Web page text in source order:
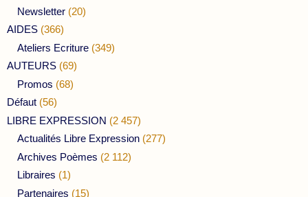
Newsletter (20)
AIDES (366)
Ateliers Ecriture (349)
AUTEURS (69)
Promos (68)
Défaut (56)
LIBRE EXPRESSION (2 457)
Actualités Libre Expression (277)
Archives Poèmes (2 112)
Libraires (1)
Partenaires (15)